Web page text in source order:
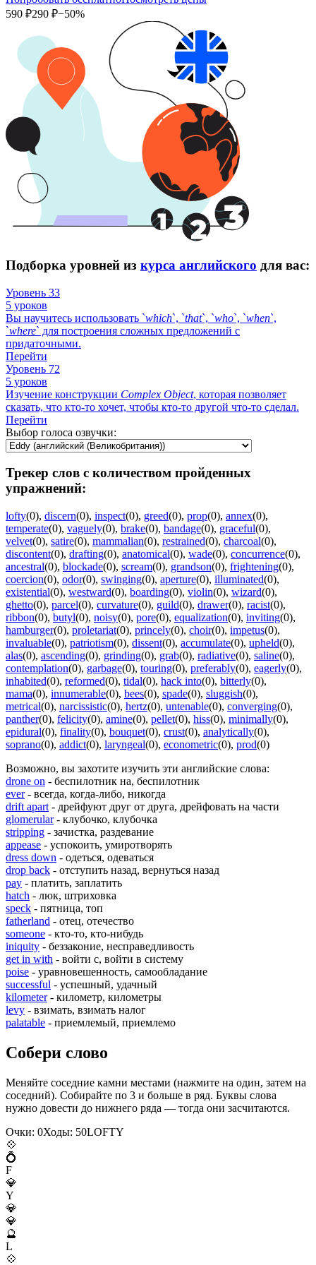
590 ₽290 ₽−50%
Подборка уровней из курса английского для вас:
Уровень 33
5 уроков
Вы научитесь использовать `which`, `that`, `who`, `when`,
`where` для построения сложных предложений с
придаточными.
Перейти
Уровень 72
5 уроков
Изучение конструкции Complex Object, которая позволяет
сказать, что кто-то хочет, чтобы кто-то другой что-то сделал.
Перейти
Выбор голоса озвучки:
Трекер слов с количеством пройденных
упражнений:
lofty(0), discern(0), inspect(0), greed(0), prop(0), annex(0),
temperate(0), vaguely(0), brake(0), bandage(0), graceful(0),
velvet(0), satire(0), mammalian(0), restrained(0), charcoal(0),
discontent(0), drafting(0), anatomical(0), wade(0), concurrence(0),
ancestral(0), blockade(0), scream(0), grandson(0), frightening(0),
coercion(0), odor(0), swinging(0), aperture(0), illuminated(0),
existential(0), westward(0), boarding(0), violin(0), wizard(0),
ghetto(0), parcel(0), curvature(0), guild(0), drawer(0), racist(0),
ribbon(0), butyl(0), noisy(0), pore(0), equalization(0), inviting(0),
hamburger(0), proletariat(0), princely(0), choir(0), impetus(0),
invaluable(0), patriotism(0), dissent(0), accumulate(0), upheld(0),
alas(0), ascending(0), grinding(0), grab(0), radiative(0), saline(0),
contemplation(0), garbage(0), touring(0), preferably(0), eagerly(0),
inhabited(0), reformed(0), tidal(0), hack into(0), bitterly(0),
mama(0), innumerable(0), bees(0), spade(0), sluggish(0),
metrical(0), narcissistic(0), hertz(0), untenable(0), converging(0),
panther(0), felicity(0), amine(0), pellet(0), hiss(0), minimally(0),
epidural(0), finality(0), bouquet(0), crust(0), analytically(0),
soprano(0), addict(0), laryngeal(0), econometric(0), prod(0)
Возможно, вы захотите изучить эти английские слова:
drone on - беспилотник на, беспилотник
ever- всегда, когда-либо, никогда
drift apart - дрейфуют друг от друга, дрейфовать на части
glomerular- клубочко, клубочка
stripping - зачистка, раздевание
appease - успокоить, умиротворять
dress down - одеться, одеваться
drop back - отступить назад, вернуться назад
pay - платить, заплатить
hatch - люк, штриховка
speck - пятница, топ
fatherland - отец, отечество
someone - кто-то, кто-нибудь
iniquity - беззаконие, несправедливость
get in with - войти с, войти в систему
poise - уравновешенность, самообладание
successful - успешный, удачный
kilometer- километр, километры
levy - взимать, взимать налог
palatable - приемлемый, приемлемо
Собери слово
Меняйте соседние камни местами (нажмите на один, затем на
соседний). Собирайте по 3 и больше в ряд. Буквы слова
нужно довести до нижнего ряда — тогда они засчитаются.
Очки: 0Ходы: 50LOFTY
💠
💍
F
💎
Y
💎
💎
🔮
L
💠